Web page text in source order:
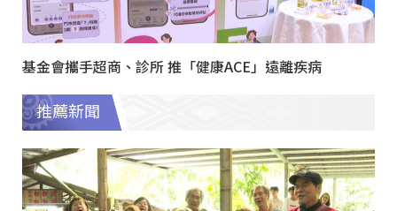
基金會攜手超商、診所 推「健康ACE」遠離疾病
推薦新聞